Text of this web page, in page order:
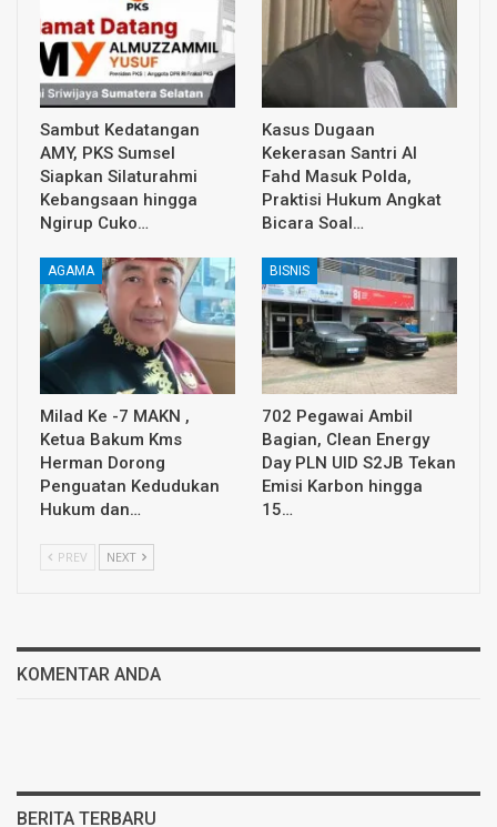
Sambut Kedatangan
AMY, PKS Sumsel
Siapkan Silaturahmi
Kebangsaan hingga
Ngirup Cuko…
Kasus Dugaan
Kekerasan Santri Al
Fahd Masuk Polda,
Praktisi Hukum Angkat
Bicara Soal…
AGAMA
Milad Ke -7 MAKN ,
Ketua Bakum Kms
Herman Dorong
Penguatan Kedudukan
Hukum dan…
BISNIS
702 Pegawai Ambil
Bagian, Clean Energy
Day PLN UID S2JB Tekan
Emisi Karbon hingga
15…
PREV NEXT
KOMENTAR ANDA
BERITA TERBARU